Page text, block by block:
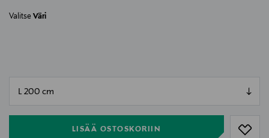
Valitse Väri
LISÄÄ OSTOSKORIIN